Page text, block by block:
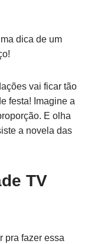
dica de um
vai ficar tão
festa! Imagine a
E olha
a novela das
TV
pra fazer essa